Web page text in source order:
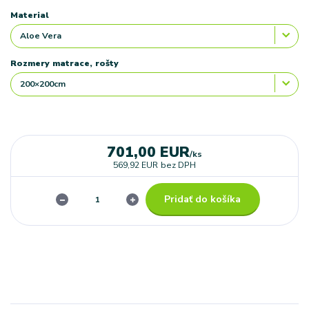
Material
Rozmery matrace, rošty
701,00 EUR/ks
569,92 EUR bez DPH
Pridať do košíka